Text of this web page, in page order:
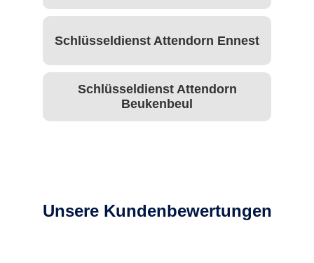
Schlüsseldienst Attendorn Ennest
Schlüsseldienst Attendorn
Beukenbeul
Unsere Kundenbewertungen